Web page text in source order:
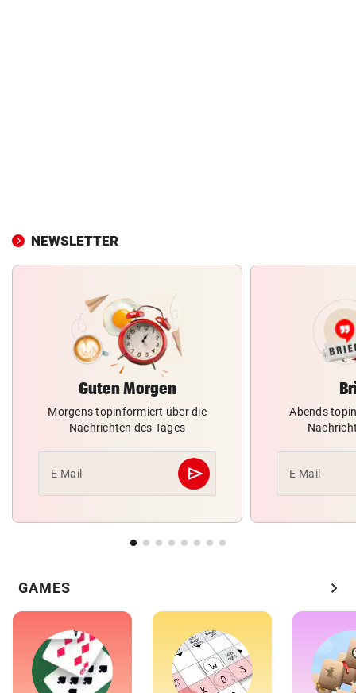
NEWSLETTER
Guten Morgen
Morgens topinformiert über die
Nachrichten des Tages
E-Mail send
Abschicken
Abends
E-Mail
GAMES chevron_right